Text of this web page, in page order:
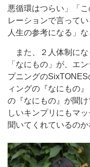
悪循環はつらい」「
レーションで言って
人生の参考になる」
また、２人体制にな
「なにもの」が、エ
プニングの
ィングの『なにもの
の『なにもの』が聞
しいキンプリにもマ
聞いてくれているの